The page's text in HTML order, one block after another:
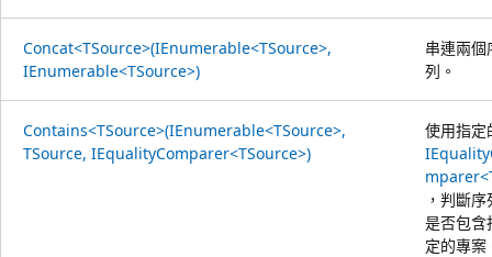
Concat<TSource>(IEnumerable<TSource>,
IEnumerable<TSource>)
串連兩個
列。
Contains<TSource>(IEnumerable<TSource>,
TSource, IEqualityComparer<TSource>)
使用指定
，判斷序
是否包含
定的專案